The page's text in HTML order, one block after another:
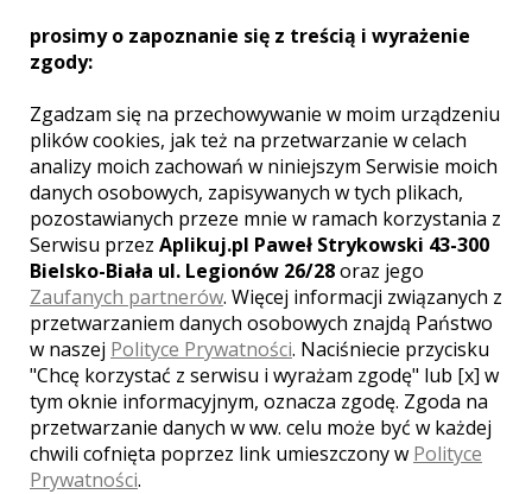
Katowice
Warszawa Kraków
Bielsko-Biała Gliwice Tychy Łódź
Sosnowiec Wrocław Bytom
Częstochowa Chorzów Wadowice
Poznań
Pszczyna Oświęcim
Dąbrowa Górnicza Wieliczka
Mysłowice Zabrze
prosimy o zapoznanie się z treścią i wyrażenie
zgody:
Zgadzam się na przechowywanie w moim urządzeniu
plików cookies, jak też na przetwarzanie w celach
analizy moich zachowań w niniejszym Serwisie moich
danych osobowych, zapisywanych w tych plikach,
pozostawianych przeze mnie w ramach korzystania z
Serwisu przez Aplikuj.pl Paweł Strykowski 43-300
Bielsko-Biała ul. Legionów 26/28oraz jego
Zaufanych partnerów. Więcej informacji związanych z
przetwarzaniem danych osobowych znajdą Państwo
w naszej Polityce Prywatności. Naciśniecie przycisku
"Chcę korzystać z serwisu i wyrażam zgodę" lub [x] w
tym oknie informacyjnym, oznacza zgodę. Zgoda na
przetwarzanie danych w ww. celu może być w każdej
chwili cofnięta poprzez link umieszczony w Polityce
Prywatności.